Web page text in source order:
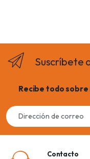
Suscríbete
Recibe todo
Email
address
Contacto